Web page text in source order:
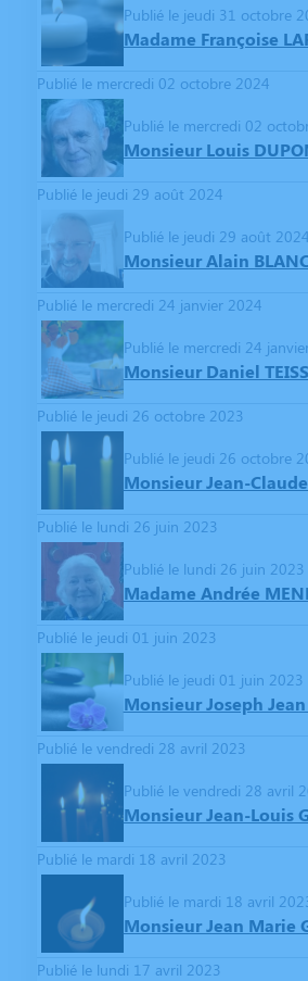
Publié le jeudi 31 octobre
Madame Françoise
Publié le mercredi 02 octobre 2024
Publié le mercredi 02
Monsieur Louis
Publié le jeudi 29 août 2024
Publié le jeudi 29 août 2024
Monsieur Alain
Publié le mercredi 24 janvier 2024
Publié le mercredi 24
Monsieur Daniel
Publié le jeudi 26 octobre 2023
Publié le jeudi 26 octobre
Monsieur Jean-Claude
Publié le lundi 26 juin 2023
Publié le lundi 26 juin 2023
Madame Andrée
Publié le jeudi 01 juin 2023
Publié le jeudi 01 juin 2023
Monsieur Joseph Jean
Publié le vendredi 28 avril 2023
Publié le vendredi 28 avril
Monsieur Jean-Louis
Publié le mardi 18 avril 2023
Publié le mardi 18 avril
Monsieur Jean Marie
Publié le lundi 17 avril 2023